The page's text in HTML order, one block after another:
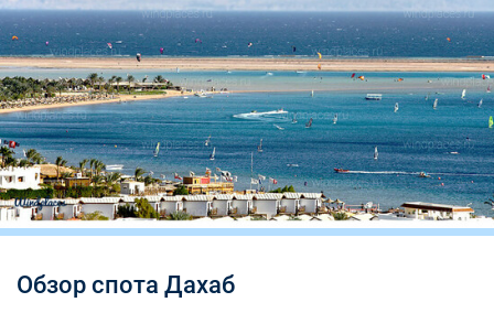
Обзор спота Дахаб